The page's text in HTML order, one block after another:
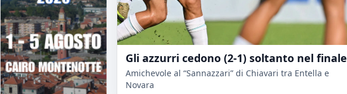
Gli azzurri cedono (2-1) soltanto nel finale
Amichevole al “Sannazzari” di Chiavari tra Entella e
Novara